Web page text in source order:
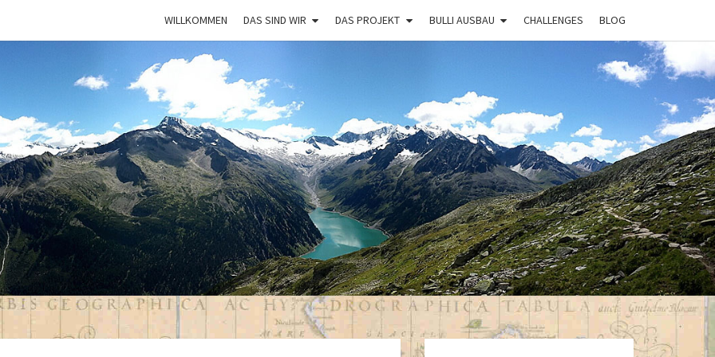
WILLKOMMEN DAS SIND WIR DAS PROJEKT BULLI AUSBAU CHALLENGES BLOG
VAGABULLI
Mit Dem
Bulli Um
Die Welt:
Ein Jahr
Auf
Weltreise